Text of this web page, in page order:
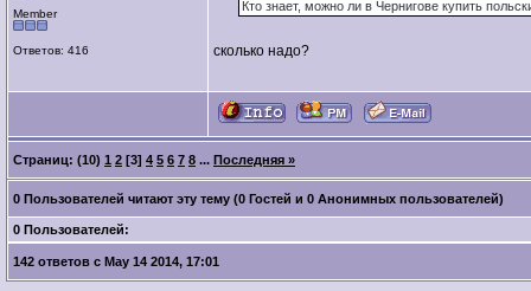
Member
Ответов: 416
Кто знает, можно ли в Чернигове купить
сколько надо?
Страниц: (10) 1 2 [3] 4 5 6 7 8 ... Последняя »
0 Пользователей читают эту тему (0 Гостей и 0 Анонимных пользователей)
0 Пользователей:
142 ответов с May 14 2014, 17:01